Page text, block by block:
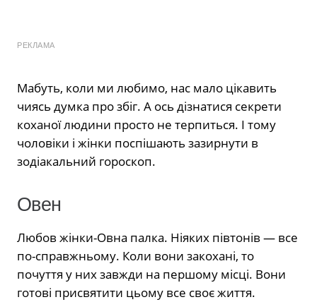
РЕКЛАМА
Мабуть, коли ми любимо, нас мало цікавить
чиясь думка про збіг. А ось дізнатися секрети
коханої людини просто не терпиться. І тому
чоловіки і жінки поспішають зазирнути в
зодіакальний гороскоп.
Овен
Любов жінки-Овна палка. Ніяких півтонів — все
по-справжньому. Коли вони закохані, то
почуття у них завжди на першому місці. Вони
готові присвятити цьому все своє життя.